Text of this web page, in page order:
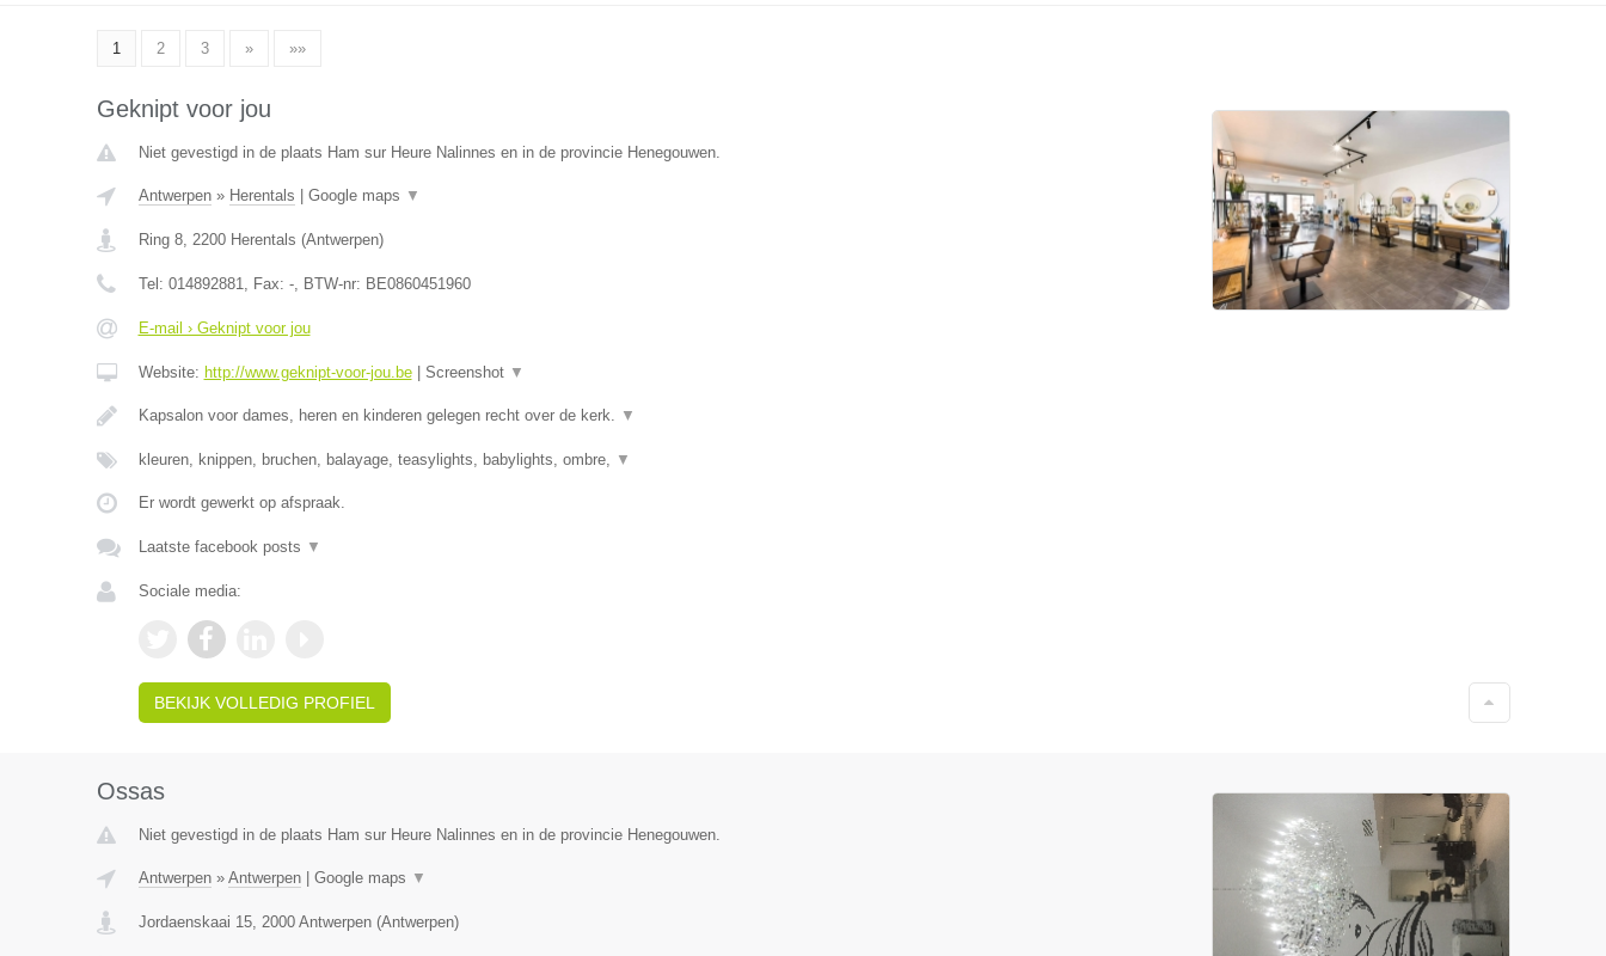
1 2 3 » »»
Geknipt voor jou
Niet gevestigd in de plaats Ham sur Heure Nalinnes en in de provincie Henegouwen.
Antwerpen» Herentals Google maps ▼
Ring 8, 2200 Herentals (Antwerpen)
Tel: 014892881, Fax: -, BTW-nr: BE0860451960
E-mail › Geknipt voor jou
Website: http://www.geknipt-voor-jou.be| Screenshot ▼
Kapsalon voor dames, heren en kinderen gelegen recht over de kerk. ▼
kleuren, knippen, bruchen, balayage, teasylights, babylights, ombre, ▼
Er wordt gewerkt op afspraak.
Laatste facebook posts ▼
Sociale media:
BEKIJK VOLLEDIG PROFIEL
Ossas
Niet gevestigd in de plaats Ham sur Heure Nalinnes en in de provincie Henegouwen.
Antwerpen» Antwerpen| Google maps ▼
Jordaenskaai 15, 2000 Antwerpen(Antwerpen)